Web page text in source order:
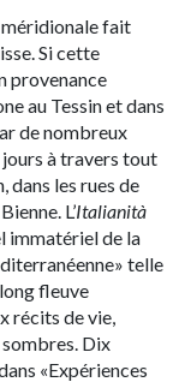
méridionale fait
Si cette
provenance
au Tessin et dans
de nombreux
jours à travers tout
dans les rues de
L’Italianità
immatériel de la
telle
fleuve
récits de vie,
Dix
«Expériences